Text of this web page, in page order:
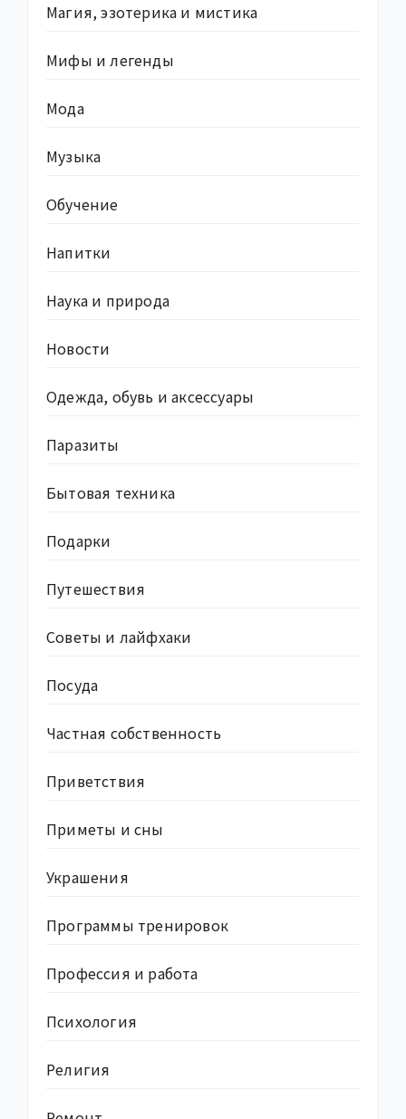
Магия, эзотерика и мистика
Мифы и легенды
Мода
Музыка
Обучение
Напитки
Наука и природа
Новости
Одежда, обувь и аксессуары
Паразиты
Бытовая техника
Подарки
Путешествия
Советы и лайфхаки
Посуда
Частная собственность
Приветствия
Приметы и сны
Украшения
Программы тренировок
Профессия и работа
Психология
Религия